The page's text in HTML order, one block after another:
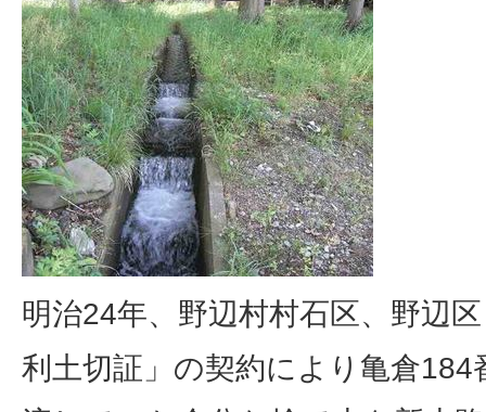
明治24年、野辺村村石区、野辺
利土切証」の契約により亀倉184